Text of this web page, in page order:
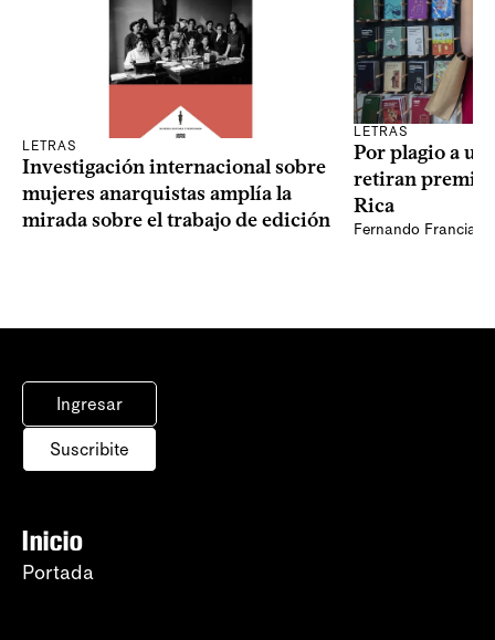
LETRAS
Investigación internacional sobre
mujeres anarquistas amplía la
mirada sobre el trabajo de edición
LETRAS
Por plagio a
retiran premio
Rica
Fernando Francia,
Ingresar
Suscribite
Inicio
Portada